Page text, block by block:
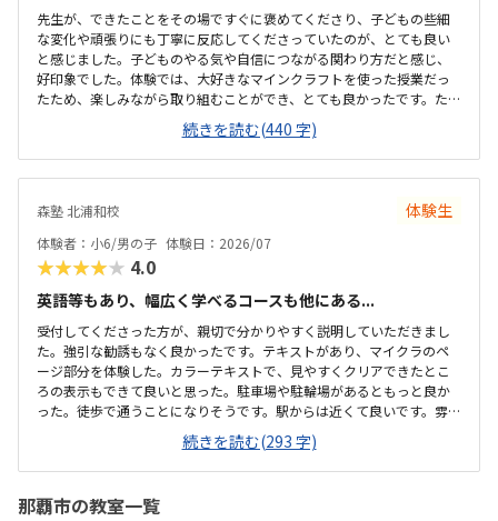
先生が、できたことをその場ですぐに褒めてくださり、子どもの些細
な変化や頑張りにも丁寧に反応してくださっていたのが、とても良い
と感じました。子どものやる気や自信につながる関わり方だと感じ、
好印象でした。体験では、大好きなマインクラフトを使った授業だっ
たため、楽しみながら取り組むことができ、とても良かったです。た
だ、今後もずっとマインクラフトを使った内容ではないと伺ったの
で、その後も興味を持って取り組めるかどうかは少し気になる点でし
た。教室は自宅から15分ほどの距離にあり、通いやすいと感じまし
た。また、駐車場もあるため、送り迎えもしやすく、安心して通わせ
ているわけではありませんが、壁などで視線が分散しにくい工夫がさ
れており、集中しやすい雰囲気だと感じました。月4回（1回50分）で
約12,000円という料金は、我が家にとってはや...
続きを読む(440 字)
森塾 北浦和校 体験生
体験者：小6/男の子 体験日：2026/07
★★★★★ 4.0
英語等もあり、幅広く学べるコースも他にある...
受付してくださった方が、親切で分かりやすく説明していただきまし
た。強引な勧誘もなく良かったです。テキストがあり、マイクラのペ
ージ部分を体験した。カラーテキストで、見やすくクリアできたとこ
ろの表示もできて良いと思った。駐車場や駐輪場があるともっと良か
った。徒歩で通うことになりそうです。駅からは近くて良いです。雰囲
気も良く、清潔感もあった。部屋が区切られていて、個人スペースも
確保されていて良かった。基本料金以外に、追加料金があまり無さそ
うで良かった。できれば、毎月1万以内で通いたいです。子供に熱心に
気持ちになれて良かった。
続きを読む(293 字)
那覇市の教室一覧